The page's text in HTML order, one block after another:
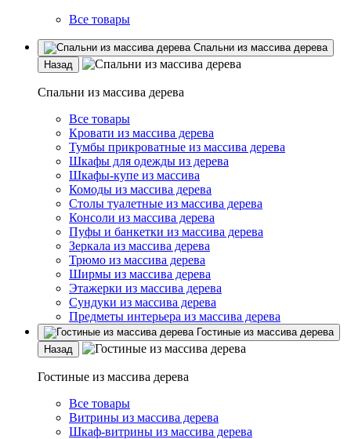
Все товары
Спальни из массива дерева
Назад
Спальни из массива дерева
Все товары
Кровати из массива дерева
Тумбы прикроватные из массива дерева
Шкафы для одежды из дерева
Шкафы-купе из массива
Комоды из массива дерева
Столы туалетные из массива дерева
Консоли из массива дерева
Пуфы и банкетки из массива дерева
Зеркала из массива дерева
Трюмо из массива дерева
Ширмы из массива дерева
Этажерки из массива дерева
Сундуки из массива дерева
Предметы интерьера из массива дерева
Гостиные из массива дерева
Назад
Гостиные из массива дерева
Все товары
Витрины из массива дерева
Шкаф-витрины из массива дерева